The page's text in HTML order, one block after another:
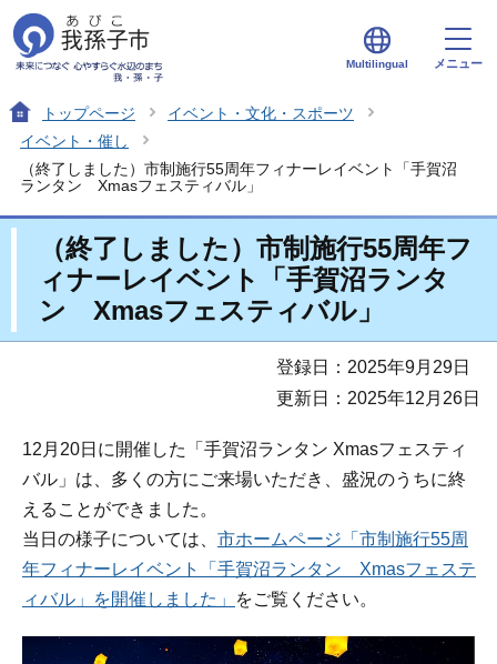
Multilingual メニュー
トップページ
イベント・文化・スポーツ
イベント・催し
（終了しました）市制施行55周年フィナーレイベント「手賀沼
ランタン Xmasフェスティバル」
（終了しました）市制施行55周年フ
ィナーレイベント「手賀沼ランタ
ン Xmasフェスティバル」
登録日：2025年9月29日
更新日：2025年12月26日
12月20日に開催した「手賀沼ランタン Xmasフェスティ
バル」は、多くの方にご来場いただき、盛況のうちに終
えることができました。
当日の様子については、 市ホームページ 「市制施行55周
年フィナーレイベント「手賀沼ランタン Xmasフェステ
ィバル」を開催しました」
をご覧ください。